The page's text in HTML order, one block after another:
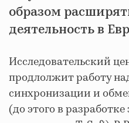
образом
деятельность в
Исследовательский
продлолжит работу
синхронизации и
(до этого в